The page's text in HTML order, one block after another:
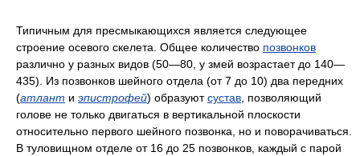
Типичным для пресмыкающихся является следующее
строение осевого скелета. Общее количество позвонков
различно у разных видов (50—80, у змей возрастает до 140—
435). Из позвонков шейного отдела (от 7 до 10) два передних
(атлант и эпистрофей) образуютсустав, позволяющий
голове не только двигаться в вертикальной плоскости
относительно первого шейного позвонка, но и поворачиваться.
В туловищном отделе от 16 до 25 позвонков, каждый с парой